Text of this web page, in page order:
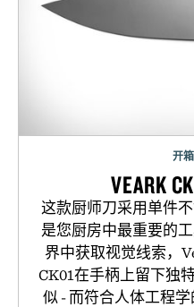
开
VEARK
这款厨师刀采用单件
是您厨房中最重要的
界中获取视觉线索，
CK01在手柄上留下独
似 - 而符合人体工程